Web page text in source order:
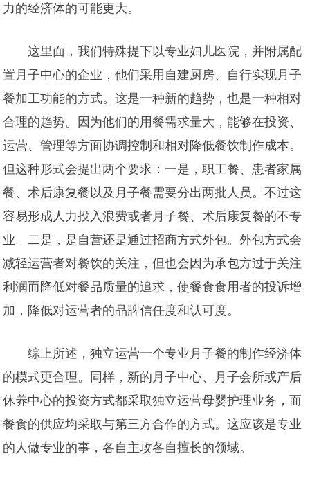
力的经济体的可能更大。
这里面，我们特殊提下以专业妇儿医院，并附属配
置月子中心的企业，他们采用自建厨房、自行实现月子
餐加工功能的方式。这是一种新的趋势，也是一种相对
合理的趋势。因为他们的用餐需求量大，能够在投资、
运营、管理等方面协调控制和相对降低餐饮制作成本。
但这种形式会提出两个要求：一是，职工餐、患者家属
餐、术后康复餐以及月子餐需要分出两批人员。不过这
容易形成人力投入浪费或者月子餐、术后康复餐的不专
业。二是，是自营还是通过招商方式外包。外包方式会
减轻运营者对餐饮的关注，但也会因为承包方过于关注
利润而降低对餐品质量的追求，使餐食食用者的投诉增
加，降低对运营者的品牌信任度和认可度。
综上所述，独立运营一个专业月子餐的制作经济体
的模式更合理。同样，新的月子中心、月子会所或产后
休养中心的投资方式都采取独立运营母婴护理业务，而
餐食的供应均采取与第三方合作的方式。这应该是专业
的人做专业的事，各自主攻各自擅长的领域。